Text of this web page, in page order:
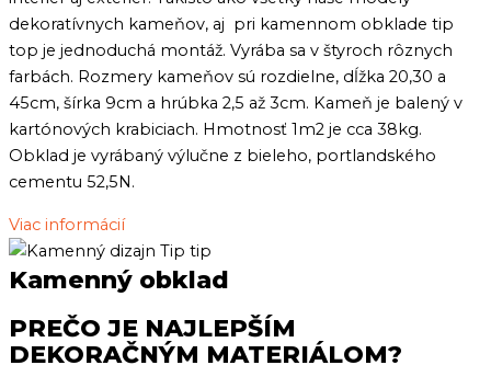
dekoratívnych kameňov, aj pri kamennom obklade tip
top je jednoduchá montáž. Vyrába sa v štyroch rôznych
farbách. Rozmery kameňov sú rozdielne, dĺžka 20,30 a
45cm, šírka 9cm a hrúbka 2,5 až 3cm. Kameň je balený v
kartónových krabiciach. Hmotnosť 1m2 je cca 38kg.
Obklad je vyrábaný výlučne z bieleho, portlandského
cementu 52,5N.
Viac informácií
Kamenný obklad
PREČO JE NAJLEPŠÍM
DEKORAČNÝM MATERIÁLOM?